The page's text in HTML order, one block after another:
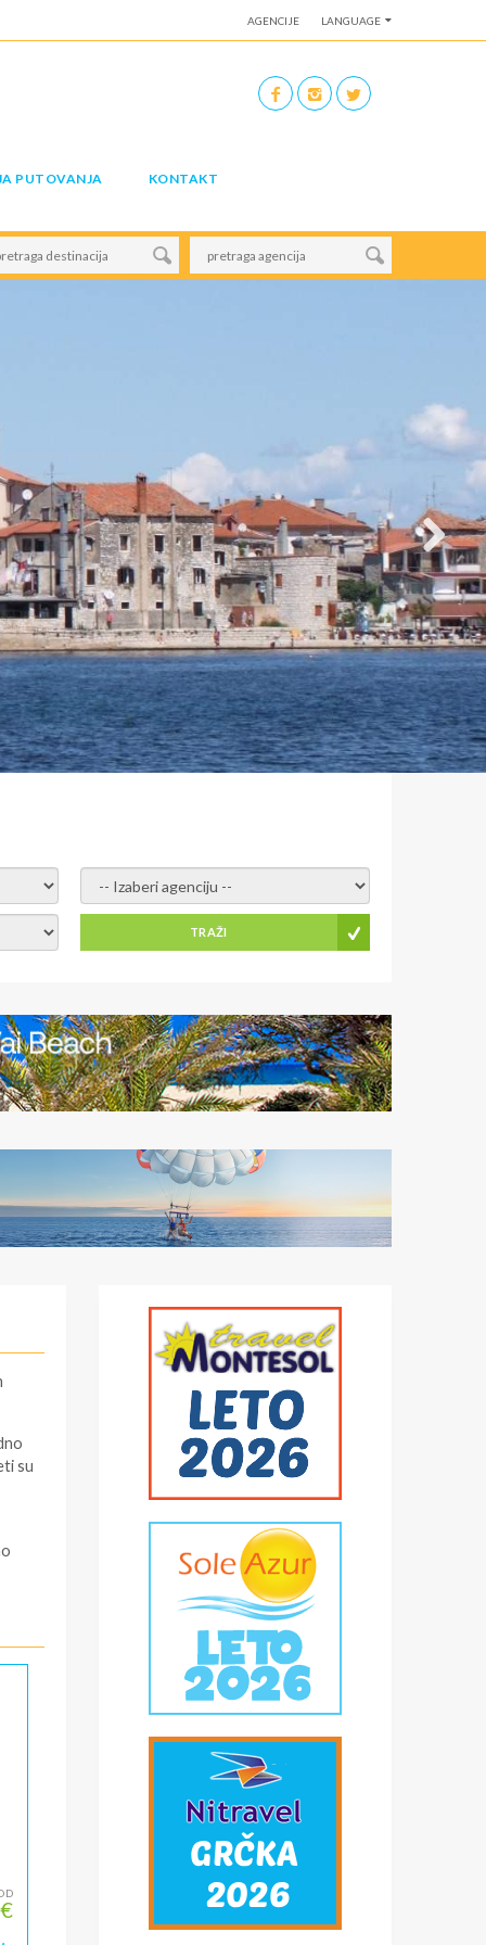
AGENCIJE LANGUAGE
PUTOVANJA KONTAKT
- izaberi agenciju -
TRAŽI
su